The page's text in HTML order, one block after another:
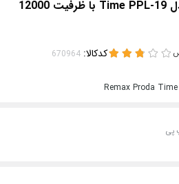
پاور بانک ريمکس پرودا مدل Time PPL-19 با ظرفيت 12000
کدکالا:
Remax Proda
پی